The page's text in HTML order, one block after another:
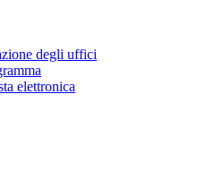
degli uffici
elettronica